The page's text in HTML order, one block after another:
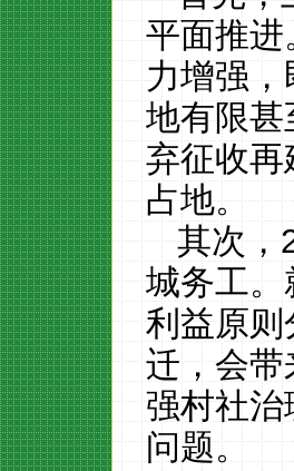
平面推进
力增强
地有限
弃征收
占地。
其次，
城务工
利益原
迁，会
强村社
问题。